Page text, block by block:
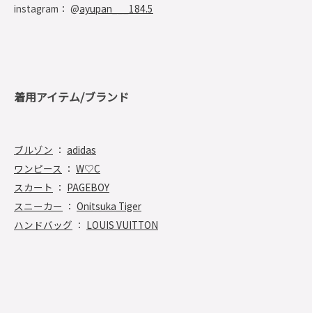
instagram： @ayupan___184.5
着用アイテム/ブランド
ブルゾン ： adidas
ワンピース ： W♡C
スカート ： PAGEBOY
スニーカー ： Onitsuka Tiger
ハンドバッグ ： LOUIS VUITTON